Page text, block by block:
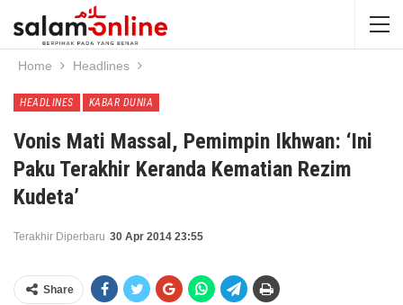
Home Headlines
HEADLINES KABAR DUNIA
Vonis Mati Massal, Pemimpin Ikhwan: ‘Ini
Paku Terakhir Keranda Kematian Rezim
Kudeta’
Terakhir Diperbaru 30 Apr 2014 23:55
Share